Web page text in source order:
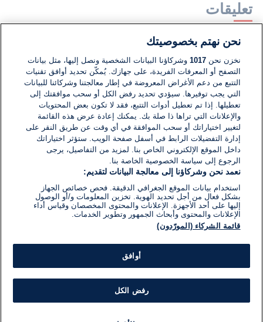
تعليقات
لا توجد تعليقات مكتوبة حتى الآن. كن الأول!
اكتب تعليقًا جديدًا ...
نحن نهتم بخصوصيتك
نخزن نحن1017 وشركاؤنا البيانات الشخصية ونصل إليها، مثل بيانات
التصفح أو المعرفات الفريدة، على جهازك. يُمكّن تحديد أوافق تقنيات
التتبع من دعم الأغراض المعروضة في إطار معالجتنا وشركائنا للبيانات
التي يجب توفيرها. سيؤدي تحديد رفض الكل أو سحب موافقتك إلى
تعطيلها. إذا تم تعطيل أدوات التتبع، فقد لا تكون بعض المحتويات
والإعلانات التي تراها ذا صلة بك. يمكنك إعادة عرض هذه القائمة
لتغيير اختياراتك أو سحب الموافقة في أي وقت عن طريق النقر على
إدارة التفضيلات الرابط في أسفل صفحة الويب. ستؤثر اختياراتك
داخل الموقع الإلكتروني الخاص بنا. لمزيد من التفاصيل، يرجى
الرجوع إلى سياسة الخصوصية الخاصة بنا.
نعمد نحن وشركاؤنا إلى معالجة البيانات لتقديم:
استخدام بيانات الموقع الجغرافي الدقيقة. فحص خصائص الجهاز
بشكل فعال من أجل تحديد الهوية. تخزين المعلومات و/أو الوصول
إليها على أحد الأجهزة. الإعلانات والمحتوى المخصصان وقياس أداء
الإعلانات والمحتوى وأبحاث الجمهور وتطوير الخدمات.
قائمة الشركاء (المورّدون)
أوافق
رفض الكل